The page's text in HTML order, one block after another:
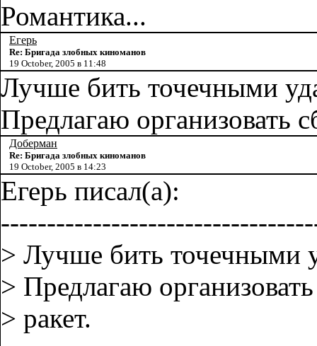
Романтика...
Егерь
Re: Бригада злобных киноманов
19 October, 2005 в 11:48
Лучше бить точечными
Предлагаю организовать
Доберман
Re: Бригада злобных киноманов
19 October, 2005 в 14:23
Егерь писал(а):
> Лучше бить точечными
> Предлагаю
> ракет.